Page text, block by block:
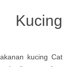
Kucing
kucing Cat